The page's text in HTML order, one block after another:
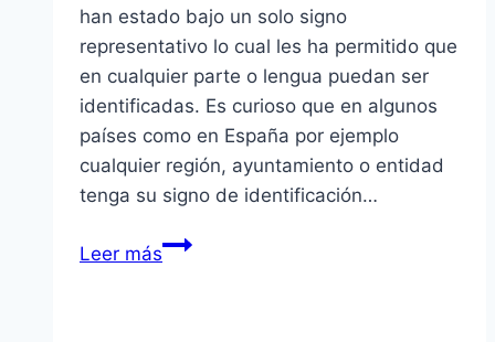
han estado bajo un solo signo
representativo lo cual les ha permitido que
en cualquier parte o lengua puedan ser
identificadas. Es curioso que en algunos
países como en España por ejemplo
cualquier región, ayuntamiento o entidad
tenga su signo de identificación…
Leer másESTANDARTES,